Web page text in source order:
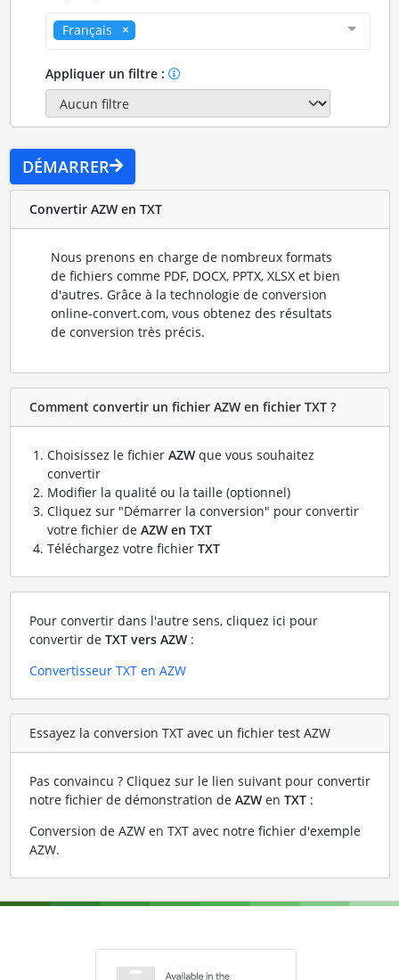
Français
Appliquer un filtre :
DÉMARRER
Convertir AZW en TXT
Nous prenons en charge de nombreux formats
de fichiers comme PDF, DOCX, PPTX, XLSX et bien
d'autres. Grâce à la technologie de conversion
online-convert.com, vous obtenez des résultats
de conversion très précis.
Comment convertir un fichier AZW en fichier TXT ?
Choisissez le fichier AZWque vous souhaitez
convertir
Modifier la qualité ou la taille (optionnel)
Cliquez sur "Démarrer la conversion" pour convertir
votre fichier de AZW en TXT
Téléchargez votre fichier TXT
Pour convertir dans l'autre sens, cliquez ici pour
convertir de TXT vers AZW:
Convertisseur TXT en AZW
Essayez la conversion TXT avec un fichier test AZW
Pas convaincu ? Cliquez sur le lien suivant pour convertir
notre fichier de démonstration de AZWen TXT:
Conversion de AZW en TXT avec notre fichier d'exemple
AZW.